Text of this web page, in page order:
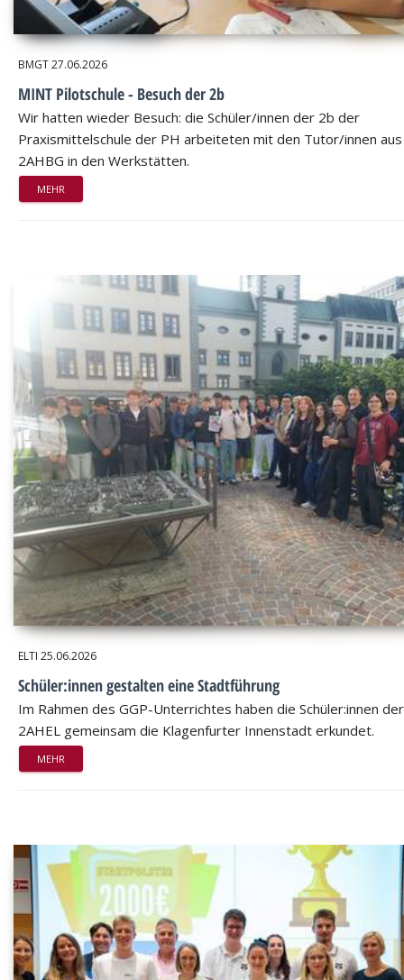
BMGT27.06.2026
MINT Pilotschule - Besuch der 2b
Wir hatten wieder Besuch: die Schüler/innen der 2b der
Praxismittelschule der PH arbeiteten mit den Tutor/innen
2AHBG in den Werkstätten.
MEHR
ELTI 25.06.2026
Schüler:innen gestalten eine Stadtführung
Im Rahmen des GGP-Unterrichtes haben die Schüler:innen der
2AHEL gemeinsam die Klagenfurter Innenstadt erkundet.
MEHR